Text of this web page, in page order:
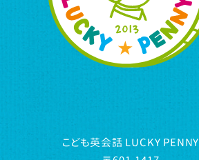
こども英会話 LUCKY PENNY